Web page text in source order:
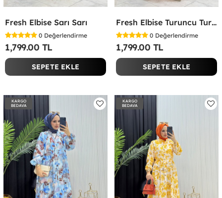
Fresh Elbise Sarı Sarı
0 Değerlendirme
1,799.00 TL
SEPETE EKLE
Fresh Elbise Turuncu Turuncu
0 Değerlendirme
1,799.00 TL
SEPETE EKLE
KARGO
BEDAVA
KARGO
BEDAVA